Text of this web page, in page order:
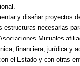
y diseñar proyectos
estructuras necesarias
Mutuales
financiera, jurídica y
el Estado y con otras